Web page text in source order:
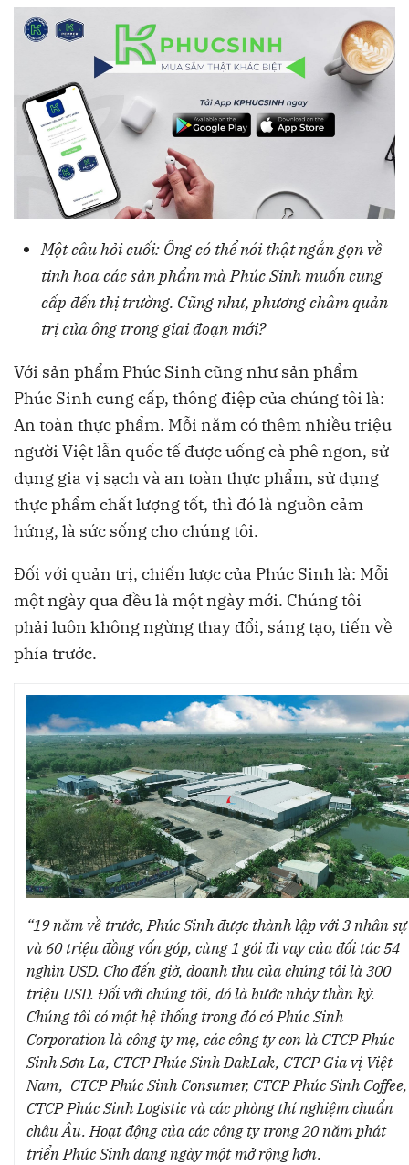
Một câu hỏi cuối: Ông có thể nói thật ngắn gọn về
tinh hoa các sản phẩm mà Phúc Sinh muốn cung
cấp đến thị trường. Cũng như, phương châm quản
trị của ông trong giai đoạn mới?
Với sản phẩm Phúc Sinh cũng như sản phẩm
Phúc Sinh cung cấp, thông điệp của chúng tôi là:
An toàn thực phẩm. Mỗi năm có thêm nhiều triệu
người Việt lẫn quốc tế được uống cà phê ngon, sử
dụng gia vị sạch và an toàn thực phẩm, sử dụng
thực phẩm chất lượng tốt, thì đó là nguồn cảm
hứng, là sức sống cho chúng tôi.
Đối với quản trị, chiến lược của Phúc Sinh là: Mỗi
một ngày qua đều là một ngày mới. Chúng tôi
phải luôn không ngừng thay đổi, sáng tạo, tiến về
phía trước.
“19 năm về trước, Phúc Sinh được thành lập với 3 nhân sự
và 60 triệu đồng vốn góp, cùng 1 gói đi vay của đối tác 54
nghìn USD. Cho đến giờ, doanh thu của chúng tôi là 300
triệu USD. Đối với chúng tôi, đó là bước nhảy thần kỳ.
Chúng tôi có một hệ thống trong đó có Phúc Sinh
Corporation là công ty mẹ, các công ty con là CTCP Phúc
Sinh Sơn La, CTCP Phúc Sinh DakLak, CTCP Gia vị Việt
Nam, CTCP Phúc Sinh Consumer, CTCP Phúc Sinh Coffee,
CTCP Phúc Sinh Logistic và các phòng thí nghiệm chuẩn
châu Âu. Hoạt động của các công ty trong 20 năm phát
triển Phúc Sinh đang ngày một mở rộng hơn.